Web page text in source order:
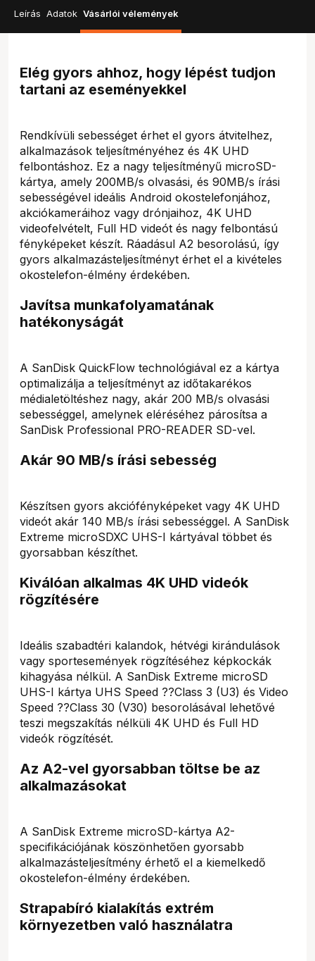
Leírás Adatok Vásárlói vélemények
Elég gyors ahhoz, hogy lépést tudjon
tartani az eseményekkel
Rendkívüli sebességet érhet el gyors átvitelhez,
alkalmazások teljesítményéhez és 4K UHD
felbontáshoz. Ez a nagy teljesítményű microSD-
kártya, amely 200MB/s olvasási, és 90MB/s írási
sebességével ideális Android okostelefonjához,
akciókameráihoz vagy drónjaihoz, 4K UHD
videofelvételt, Full HD videót és nagy felbontású
fényképeket készít. Ráadásul A2 besorolású, így
gyors alkalmazásteljesítményt érhet el a kivételes
okostelefon-élmény érdekében.
Javítsa munkafolyamatának
hatékonyságát
A SanDisk QuickFlow technológiával ez a kártya
optimalizálja a teljesítményt az időtakarékos
médialetöltéshez nagy, akár 200 MB/s olvasási
sebességgel, amelynek eléréséhez párosítsa a
SanDisk Professional PRO-READER SD-vel.
Akár 90 MB/s írási sebesség
Készítsen gyors akciófényképeket vagy 4K UHD
videót akár 140 MB/s írási sebességgel. A SanDisk
Extreme microSDXC UHS-I kártyával többet és
gyorsabban készíthet.
Kiválóan alkalmas 4K UHD videók
rögzítésére
Ideális szabadtéri kalandok, hétvégi kirándulások
vagy sportesemények rögzítéséhez képkockák
kihagyása nélkül. A SanDisk Extreme microSD
UHS-I kártya UHS Speed ??Class 3 (U3) és Video
Speed ??Class 30 (V30) besorolásával lehetővé
teszi megszakítás nélküli 4K UHD és Full HD
videók rögzítését.
Az A2-vel gyorsabban töltse be az
alkalmazásokat
A SanDisk Extreme microSD-kártya A2-
specifikációjának köszönhetően gyorsabb
alkalmazásteljesítmény érhető el a kiemelkedő
okostelefon-élmény érdekében.
Strapabíró kialakítás extrém
környezetben való használatra